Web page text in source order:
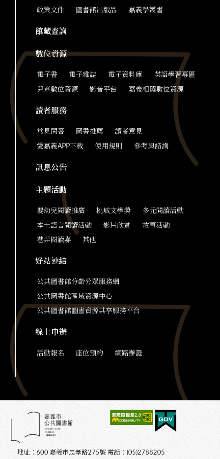
政策文件 圖書館出版品 嘉義學叢書
館藏查詢
數位資源
電子書 電子雜誌 電子資料庫 英語學習專區
兒童數位資源 影音平台 嘉義相關數位資源
讀者服務
常見問答 圖書推薦 讀者意見
愛嘉義APP下載 使用規則 參考與諮詢
訊息公告
主題活動
嬰幼兒閱讀推廣 桃城文學獎 多元閱讀活動
本土語言閱讀活動 影片欣賞 故事活動
巷弄閱讀嘉 其他
好站連結
公共圖書館分齡分眾服務網
公共圖書館區域資源中心
公共圖書館圖書資源共享服務平台
線上申辦
活動報名 座位預約 網路辦證
地址：600 嘉義市忠孝路275號 電話：(05)2788205